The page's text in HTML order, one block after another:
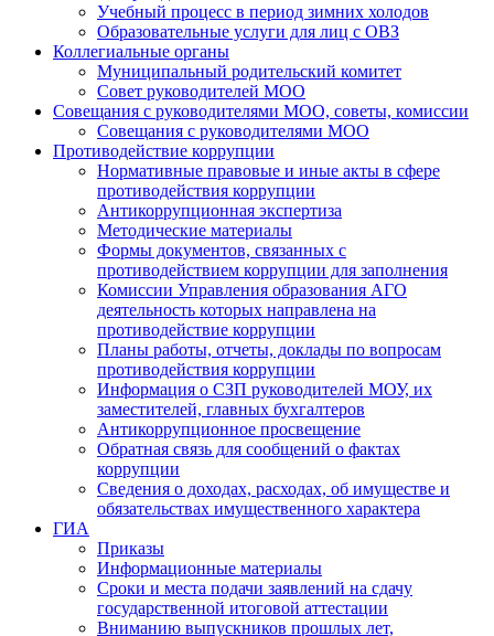
Учебный процесс в период зимних холодов
Образовательные услуги для лиц с ОВЗ
Коллегиальные органы
Муниципальный родительский комитет
Совет руководителей МОО
Совещания с руководителями МОО, советы, комиссии
Совещания с руководителями МОО
Противодействие коррупции
Нормативные правовые и иные акты в сфере
противодействия коррупции
Антикоррупционная экспертиза
Методические материалы
Формы документов, связанных с
противодействием коррупции для заполнения
Комиссии Управления образования АГО
деятельность которых направлена на
противодействие коррупции
Планы работы, отчеты, доклады по вопросам
противодействия коррупции
Информация о СЗП руководителей МОУ, их
заместителей, главных бухгалтеров
Антикоррупционное просвещение
Обратная связь для сообщений о фактах
коррупции
Сведения о доходах, расходах, об имуществе и
обязательствах имущественного характера
ГИА
Приказы
Информационные материалы
Сроки и места подачи заявлений на сдачу
государственной итоговой аттестации
Вниманию выпускников прошлых лет,